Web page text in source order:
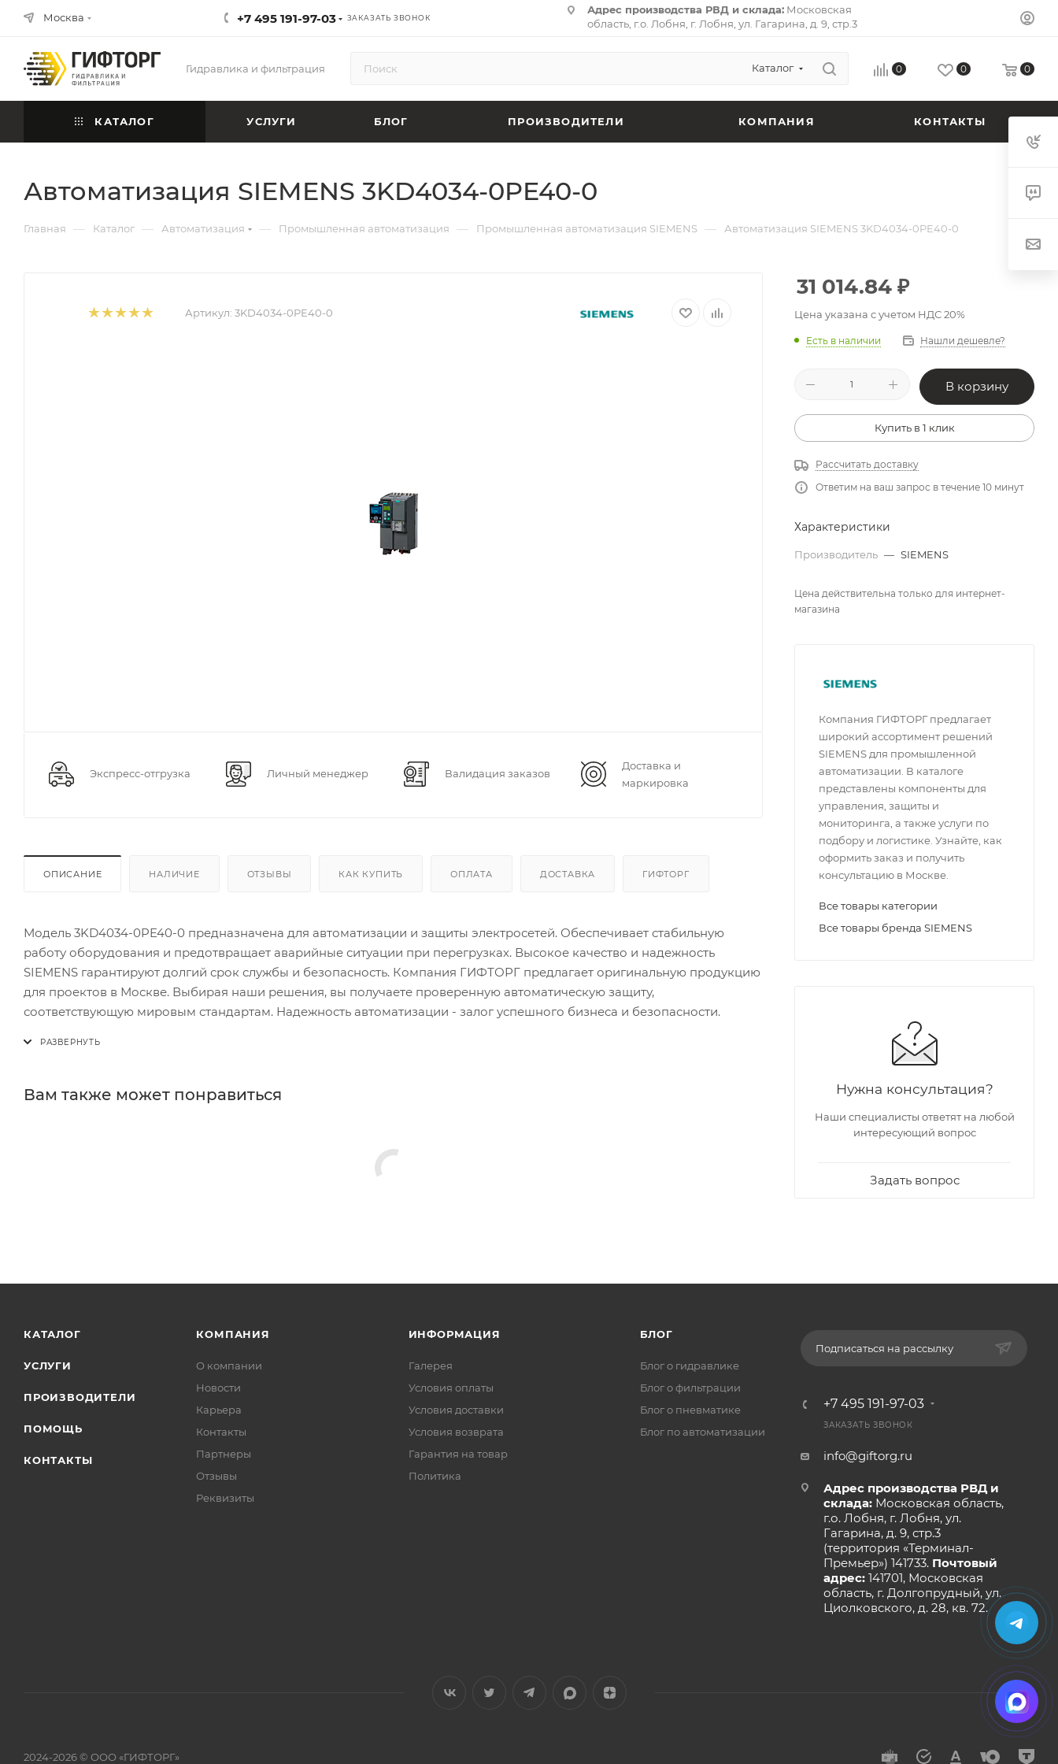
Москва +7 495 191-97-03 ЗАКАЗАТЬ ЗВОНОК
Адрес производства РВД и склада: Московская
область, г.о. Лобня, г. Лобня, ул. Гагарина, д. 9, стр.3
Гидравлика и фильтрация Каталог 0 0 0
КАТАЛОГ УСЛУГИ БЛОГ ПРОИЗВОДИТЕЛИ КОМПАНИЯ КОНТАКТЫ
Автоматизация SIEMENS 3KD4034-0PE40-0
Главная — Каталог — Автоматизация — Промышленная автоматизация — Промышленная автоматизация SIEMENS — Автоматизация SIEMENS 3KD4034-0PE40-0
Артикул: 3KD4034-0PE40-0
Экспресс-отгрузка Личный менеджер Валидация заказов
Доставка и
маркировка
ОПИСАНИЕ НАЛИЧИЕ ОТЗЫВЫ КАК КУПИТЬ ОПЛАТА ДОСТАВКА ГИФТОРГ
Модель 3KD4034-0PE40-0 предназначена для автоматизации и защиты электросетей. Обеспечивает стабильную
работу оборудования и предотвращает аварийные ситуации при перегрузках. Высокое качество и надежность
SIEMENS гарантируют долгий срок службы и безопасность. Компания ГИФТОРГ предлагает оригинальную продукцию
для проектов в Москве. Выбирая наши решения, вы получаете проверенную автоматическую защиту,
соответствующую мировым стандартам. Надежность автоматизации - залог успешного бизнеса и безопасности.
Вам также может понравиться
31 014.84 ₽
Цена указана с учетом НДС 20%
Есть в наличии Нашли дешевле?
В корзину
Купить в 1 клик
Рассчитать доставку
Ответим на ваш запрос в течение 10 минут
Характеристики
Производитель — SIEMENS
Цена действительна только для интернет-
магазина
Компания ГИФТОРГ предлагает
широкий ассортимент решений
SIEMENS для промышленной
автоматизации. В каталоге
представлены компоненты для
управления, защиты и
мониторинга, а также услуги по
подбору и логистике. Узнайте, как
оформить заказ и получить
консультацию в Москве.
Все товары категории
Все товары бренда SIEMENS
Нужна консультация?
Наши специалисты ответят на любой
интересующий вопрос
Задать вопрос
КАТАЛОГ
УСЛУГИ
ПРОИЗВОДИТЕЛИ
ПОМОЩЬ
КОНТАКТЫ
КОМПАНИЯ
О компании
Новости
Карьера
Контакты
Партнеры
Отзывы
Реквизиты
ИНФОРМАЦИЯ
Галерея
Условия оплаты
Условия доставки
Условия возврата
Гарантия на товар
Политика
БЛОГ
Блог о гидравлике
Блог о фильтрации
Блог о пневматике
Блог по автоматизации
Подписаться на рассылку
+7 495 191-97-03
ЗАКАЗАТЬ ЗВОНОК
info@giftorg.ru
Адрес производства РВД и
склада:Московская область,
г.о. Лобня, г. Лобня, ул.
Гагарина, д. 9, стр.3
(территория «Терминал-
Премьер») 141733. Почтовый
адрес:141701, Московская
область, г. Долгопрудный, ул.
Циолковского, д. 28, кв. 72.
2024-2026 © ООО «ГИФТОРГ»